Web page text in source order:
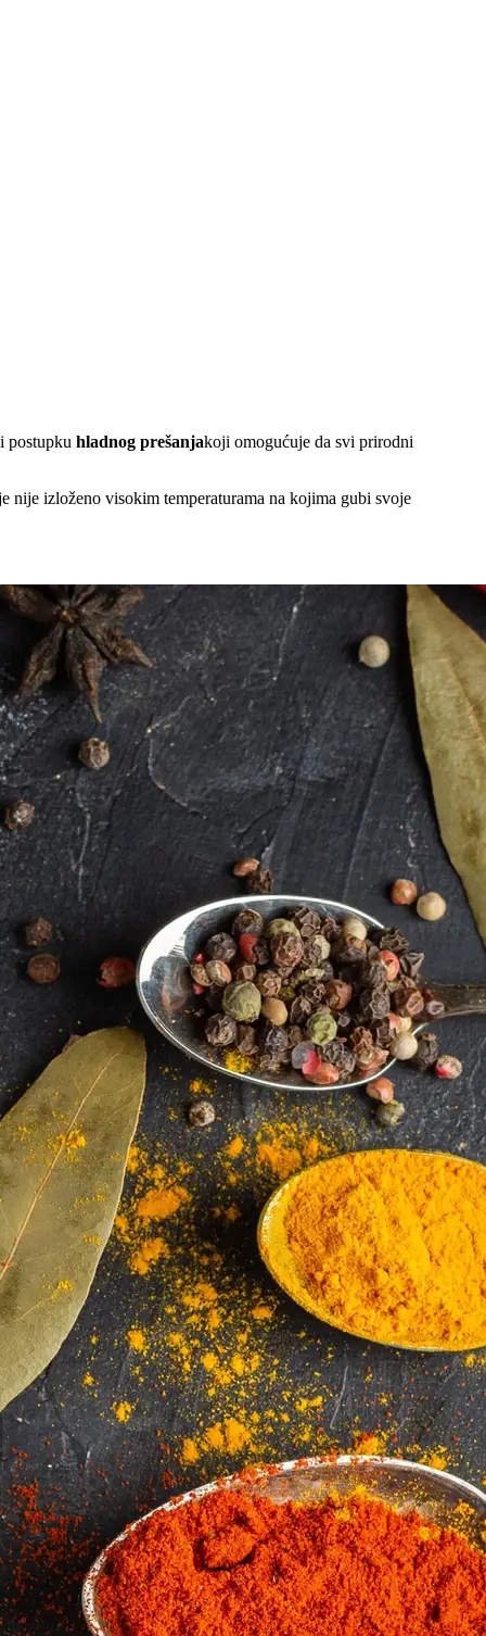
postupku hladnog prešanjakoji omogućuje da svi prirodni
nije izloženo visokim temperaturama na kojima gubi svoje